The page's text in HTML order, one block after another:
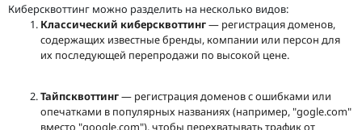
Киберсквоттинг можно разделить на несколько видов:
Классический киберсквоттинг— регистрация доменов,
содержащих известные бренды, компании или персон для
их последующей перепродажи по высокой цене.
Тайпсквоттинг— регистрация доменов с ошибками или
опечатками в популярных названиях (например, "gogle.com"
вместо "google.com"), чтобы перехватывать трафик от